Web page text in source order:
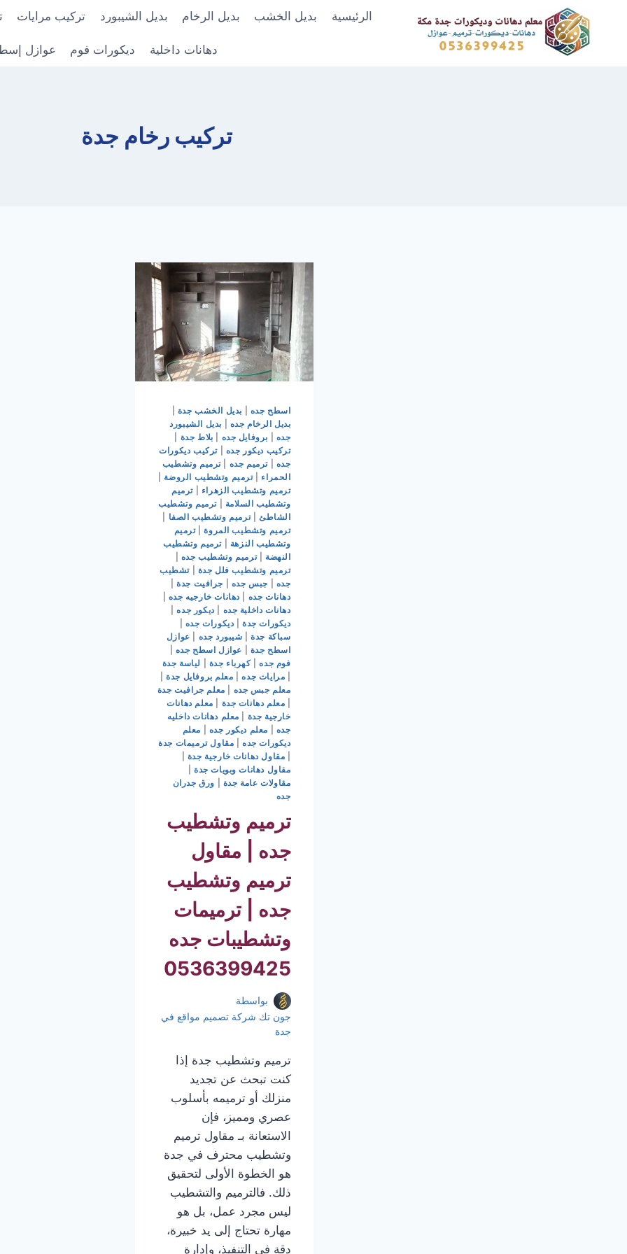
المحتوى
الرئيسية بديل الخشب بديل الرخام بديل الشيبورد تركيب مرايات
دهانات داخلية ديكورات فوم عوازل
تركيب رخام جدة
اسطح جده بديل الخشب جدة
بديل الرخام جده
بديل الشيبورد
جده
بروفايل جده بلاط جدة
تركيب ديكور جده |تركيب ديكورات
جده
ترميم جده |ترميم وتشطيب
الحمراء |ترميم وتشطيب الروضة
ترميم وتشطيب الزهراء |ترميم
وتشطيب السلامة
ترميم وتشطيب
الشاطئ|ترميم وتشطيب الصفا
ترميم وتشطيب المروة|ترميم
وتشطيب النزهة
ترميم وتشطيب
النهضة |ترميم وتشطيب جده
ترميم وتشطيب فلل جدة |تشطيب
جده
جبس جده جرافيت جدة|
دهانات جده
دهانات خارجيه جده
دهانات داخلية جده
ديكور جده|
ديكورات جدة| ديكورات جده
سباكة جدة| شيبورد جده
عوازل
اسطح جدة
عوازل اسطح جده
فوم جده|كهرباء جدة
لياسة جدة
مرايات جده| معلم بروفايل جدة|
معلم جبس جده
معلم جرافيت جدة
معلم دهانات جدة
معلم دهانات
خارجية جدة
معلم دهانات داخليه
جده
معلم ديكور جده
معلم
ديكورات جده| مقاول ترميمات جدة
مقاول دهانات خارجية جدة
مقاول دهانات وبويات جدة
مقاولات عامة جدة
ورق جدران
جده
ترميم وتشطيب
جده | مقاول
ترميم وتشطيب
جده | ترميمات
وتشطيبات جده
0536399425
بواسطة
جون تك شركة تصميم مواقع في
جدة
ترميم وتشطيب جدة إذا
كنت تبحث عن تجديد
منزلك أو ترميمه بأسلوب
عصري ومميز، فإن
الاستعانة بـ مقاول ترميم
وتشطيب محترف في جدة
هو الخطوة الأولى لتحقيق
ذلك. فالترميم والتشطيب
ليس مجرد عمل، بل هو
مهارة تحتاج إلى يد خبيرة،
دقة في التنفيذ، وإدارة